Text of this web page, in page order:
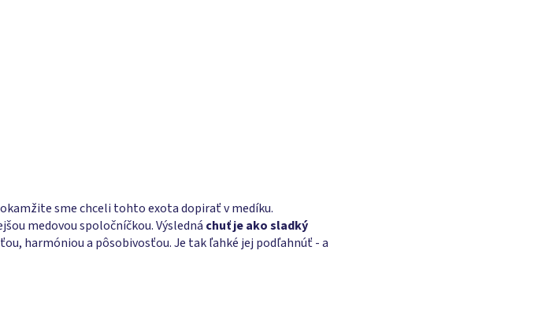
sme chceli tohto exota dopirať v medíku.
medovou spoločníčkou. Výsledná chuť je ako sladký
harmóniou a pôsobivosťou. Je tak ľahké jej podľahnúť - a